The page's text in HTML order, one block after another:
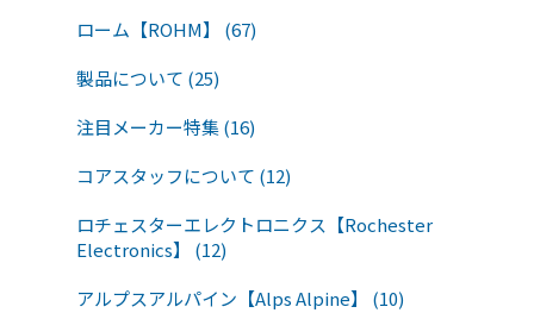
ローム【ROHM】 (67)
製品について (25)
注目メーカー特集 (16)
コアスタッフについて (12)
ロチェスターエレクトロニクス【Rochester
Electronics】 (12)
アルプスアルパイン【Alps Alpine】 (10)